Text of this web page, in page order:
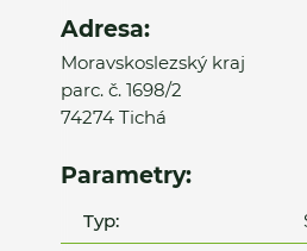
Adresa:
Moravskoslezský kraj
parc. č. 1698/2
74274 Tichá
Parametry:
Typ: